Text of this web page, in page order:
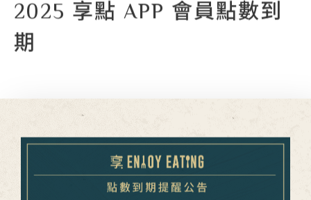
2025 享點 APP 會員點數到
期探索餐點
外部連結